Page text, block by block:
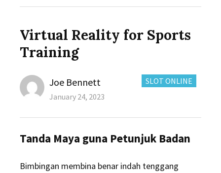
Virtual Reality for Sports
Training
CATEGORIES:
SLOT ONLINE
Author
Joe Bennett
Posted
January 24, 2023
Tanda Maya guna Petunjuk Badan
Bimbingan membina benar indah tenggang